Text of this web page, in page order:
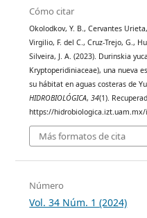
Cómo citar
Okolodkov, Y. B., Cervantes
Virgilio, F. del C., Cruz-Trejo, G.,
Silveira, J. A. (2023). Durinskia
Kryptoperidiniaceae), una nueva
su hábitat en aguas costeras de
HIDROBIOLÓGICA,34(1).
https://
Más formatos de cita
Número
Vol. 34 Núm. 1 (2024)